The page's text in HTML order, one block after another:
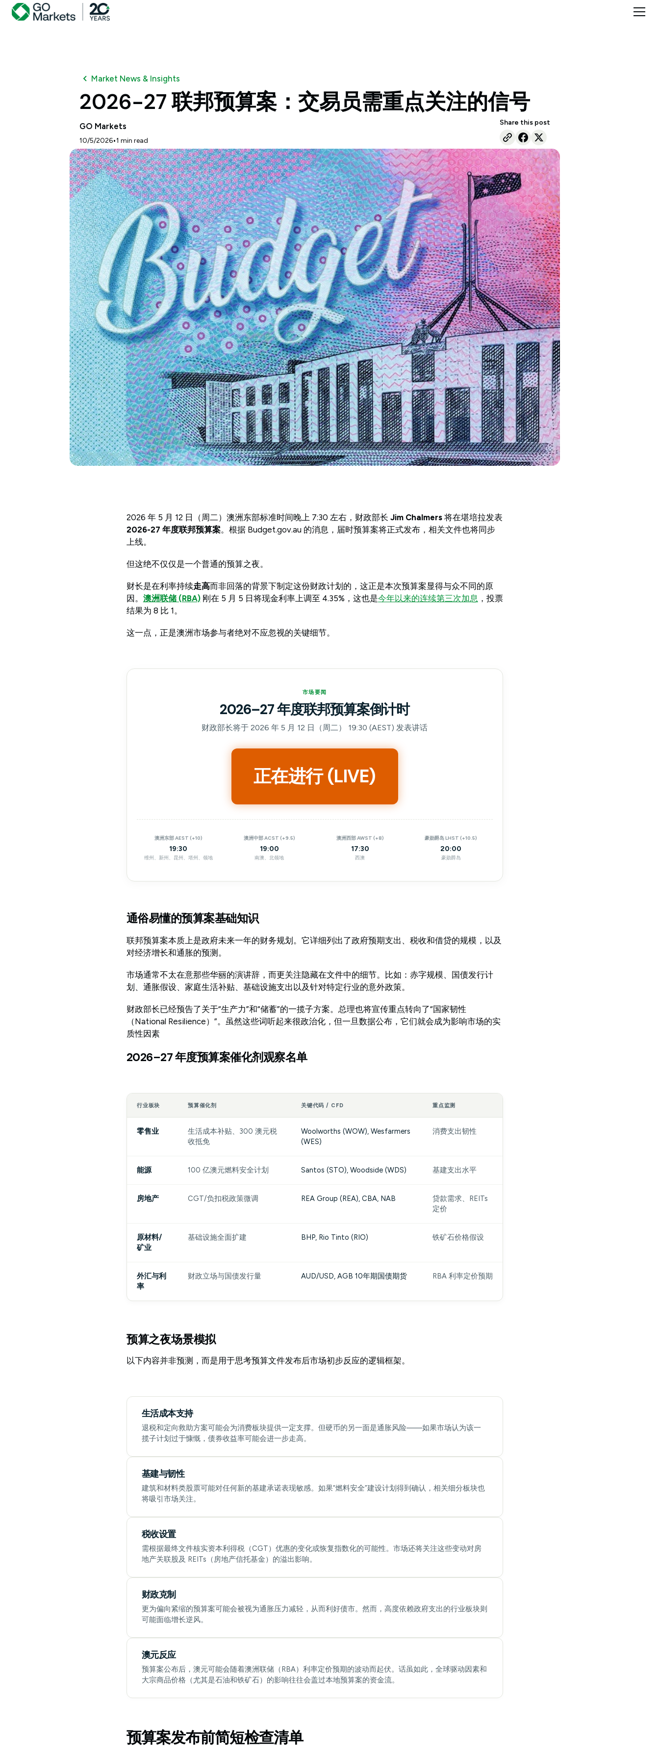
Market News & Insights
2026-27 联邦预算案：交易员需重点关注的信号
GO Markets
10/5/2026•1 min read
Share this post
2026 年 5 月 12 日（周二）澳洲东部标准时间晚上 7:30 左右，财政部长 Jim Chalmers将在堪培拉发表
2026-27 年度联邦预算案。根据 Budget.gov.au 的消息，届时预算案将正式发布，相关文件也将同步
上线。
但这绝不仅仅是一个普通的预算之夜。
财长是在利率持续走高而非回落的背景下制定这份财政计划的，这正是本次预算案显得与众不同的原
因。 澳洲联储 (RBA)刚在 5 月 5 日将现金利率上调至 4.35%，这也是今年以来的连续第三次加息 ，投票
结果为 8 比 1。
这一点，正是澳洲市场参与者绝对不应忽视的关键细节。
市场要闻
2026–27 年度联邦预算案倒计时
财政部长将于 2026 年 5 月 12 日（周二） 19:30 (AEST) 发表讲话
正在进行 (LIVE)
澳洲东部 AEST (+10)
19:30
维州、新州、昆州、塔州、领地
澳洲中部 ACST (+9.5)
19:00
南澳、北领地
澳洲西部 AWST (+8)
17:30
西澳
豪勋爵岛 LHST (+10.5)
20:00
豪勋爵岛
通俗易懂的预算案基础知识
联邦预算案本质上是政府未来一年的财务规划。它详细列出了政府预期支出、税收和借贷的规模，以及
对经济增长和通胀的预测。
市场通常不太在意那些华丽的演讲辞，而更关注隐藏在文件中的细节。比如：赤字规模、国债发行计
划、通胀假设、家庭生活补贴、基础设施支出以及针对特定行业的意外政策。
财政部长已经预告了关于“生产力”和“储蓄”的一揽子方案。总理也将宣传重点转向了“国家韧性
（National Resilience）”。虽然这些词听起来很政治化，但一旦数据公布，它们就会成为影响市场的实
质性因素
2026–27 年度预算案催化剂观察名单
行业板块 预算催化剂 关键代码 / CFD 重点监测
零售业
生活成本补贴、300 澳元税
收抵免
Woolworths (WOW), Wesfarmers
(WES)
消费支出韧性
能源 100 亿澳元燃料安全计划 Santos (STO), Woodside (WDS) 基建支出水平
房地产 CGT/负扣税政策微调 REA Group (REA), CBA, NAB
贷款需求、REITs
定价
原材料/
矿业
基础设施全面扩建 BHP, Rio Tinto (RIO) 铁矿石价格假设
外汇与利
率
财政立场与国债发行量 AUD/USD, AGB 10年期国债期货 RBA 利率定价预期
预算之夜场景模拟
以下内容并非预测，而是用于思考预算文件发布后市场初步反应的逻辑框架。
生活成本支持
退税和定向救助方案可能会为消费板块提供一定支撑。但硬币的另一面是通胀风险——如果市场认为该一
揽子计划过于慷慨，债券收益率可能会进一步走高。
基建与韧性
建筑和材料类股票可能对任何新的基建承诺表现敏感。如果“燃料安全”建设计划得到确认，相关细分板块也
将吸引市场关注。
税收设置
需根据最终文件核实资本利得税（CGT）优惠的变化或恢复指数化的可能性。市场还将关注这些变动对房
地产关联股及 REITs（房地产信托基金）的溢出影响。
财政克制
更为偏向紧缩的预算案可能会被视为通胀压力减轻，从而利好债市。然而，高度依赖政府支出的行业板块则
可能面临增长逆风。
澳元反应
预算案公布后，澳元可能会随着澳洲联储（RBA）利率定价预期的波动而起伏。话虽如此，全球驱动因素和
大宗商品价格（尤其是石油和铁矿石）的影响往往会盖过本地预算案的资金流。
预算案发布前简短检查清单